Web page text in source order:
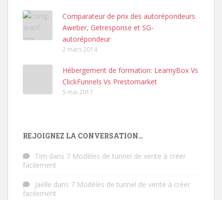
Comparateur de prix des autorépondeurs
Aweber, Getresponse et SG-
autorépondeur
2 mars 2014
Hébergement de formation: LearnyBox Vs
ClickFunnels Vs Prestomarket
5 mai 2017
REJOIGNEZ LA CONVERSATION…
Tim dans 7 Modèles de tunnel de vente à créer
facilement
Jaelle dans 7 Modèles de tunnel de vente à créer
facilement